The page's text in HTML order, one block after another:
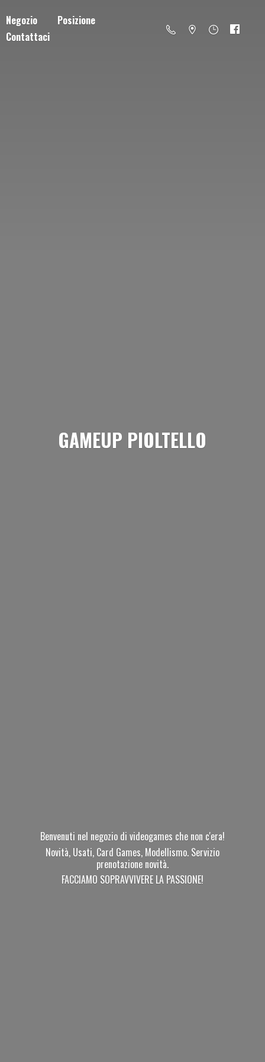
Negozio
Posizione
Contattaci
GAMEUP PIOLTELLO
Benvenuti nel negozio di videogames che non c'era!
Novità, Usati, Card Games, Modellismo. Servizio
prenotazione novità.
FACCIAMO SOPRAVVIVERE LA PASSIONE!